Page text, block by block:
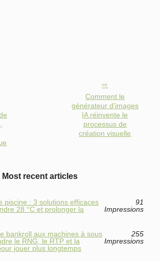
Comment le
générateur d'images
IA réinvente le
processus de
création visuelle
Most recent articles
piscine : 3 solutions efficaces
28 °C et prolonger la
91
Impressions
bankroll aux machines à sous
le RNG, le RTP et la
jouer plus longtemps
255
Impressions